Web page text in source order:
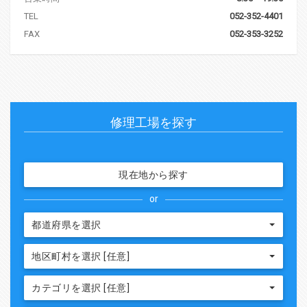
TEL
052-352-4401
FAX
052-353-3252
修理工場を探す
現在地から探す
or
都道府県を選択
地区町村を選択 [任意]
カテゴリを選択 [任意]